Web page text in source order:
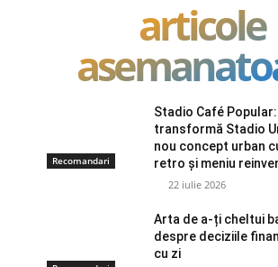
articole
Recomandari
Stadio Café Popular:
transformă Stadio
nou concept urban
retro și meniu
22 iulie 2026
Arta de a-ți cheltui
despre deciziile
cu zi